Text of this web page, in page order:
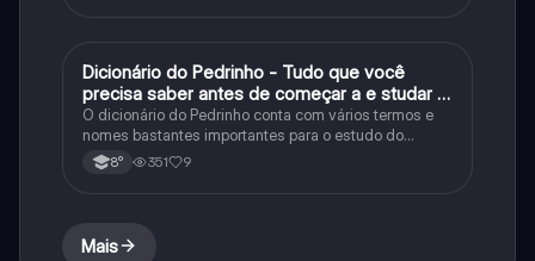
História
Dicionário do Pedrinho - Tudo que você
precisa saber antes de começar a e studar o
segundo reinado!
O dicionário do Pedrinho conta com vários termos e
nomes bastantes importantes para o estudo do
segundo reinado e muito mais.
8° 351 9
Mais